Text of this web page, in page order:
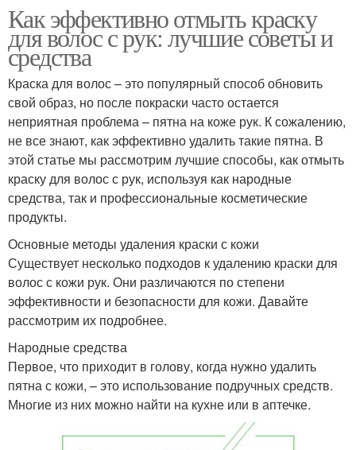
Как эффективно отмыть краску
для волос с рук: лучшие советы и
средства
Краска для волос – это популярный способ обновить
свой образ, но после покраски часто остается
неприятная проблема – пятна на коже рук. К сожалению,
не все знают, как эффективно удалить такие пятна. В
этой статье мы рассмотрим лучшие способы, как отмыть
краску для волос с рук, используя как народные
средства, так и профессиональные косметические
продукты.
Основные методы удаления краски с кожи
Существует несколько подходов к удалению краски для
волос с кожи рук. Они различаются по степени
эффективности и безопасности для кожи. Давайте
рассмотрим их подробнее.
Народные средства
Первое, что приходит в голову, когда нужно удалить
пятна с кожи, – это использование подручных средств.
Многие из них можно найти на кухне или в аптечке.